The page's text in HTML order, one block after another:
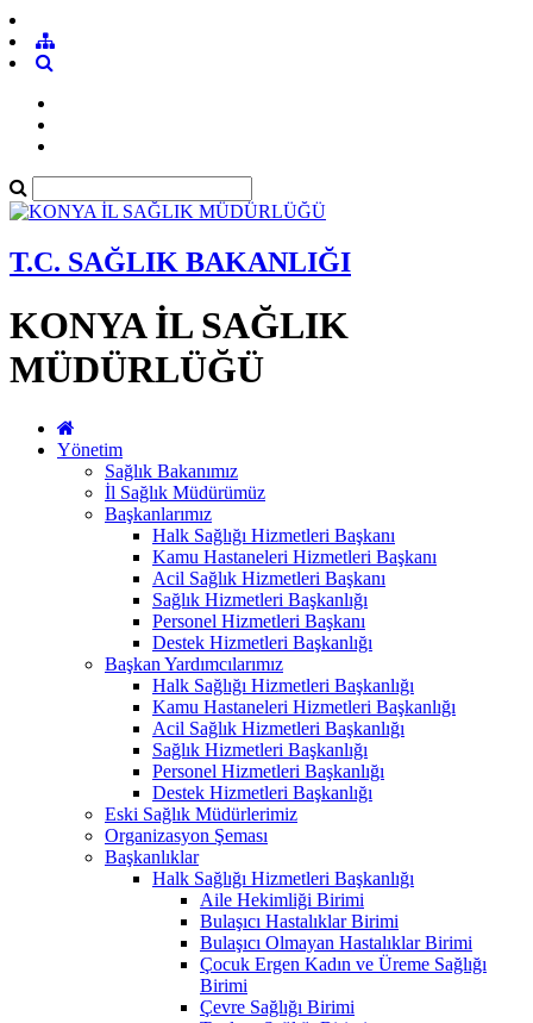
T.C. SAĞLIK BAKANLIĞI
KONYA İL SAĞLIK
MÜDÜRLÜĞÜ
Yönetim
Sağlık Bakanımız
İl Sağlık Müdürümüz
Başkanlarımız
Halk Sağlığı Hizmetleri Başkanı
Kamu Hastaneleri Hizmetleri Başkanı
Acil Sağlık Hizmetleri Başkanı
Sağlık Hizmetleri Başkanlığı
Personel Hizmetleri Başkanı
Destek Hizmetleri Başkanlığı
Başkan Yardımcılarımız
Halk Sağlığı Hizmetleri Başkanlığı
Kamu Hastaneleri Hizmetleri Başkanlığı
Acil Sağlık Hizmetleri Başkanlığı
Sağlık Hizmetleri Başkanlığı
Personel Hizmetleri Başkanlığı
Destek Hizmetleri Başkanlığı
Eski Sağlık Müdürlerimiz
Organizasyon Şeması
Başkanlıklar
Halk Sağlığı Hizmetleri Başkanlığı
Aile Hekimliği Birimi
Bulaşıcı Hastalıklar Birimi
Bulaşıcı Olmayan Hastalıklar Birimi
Çocuk Ergen Kadın ve Üreme Sağlığı
Birimi
Çevre Sağlığı Birimi